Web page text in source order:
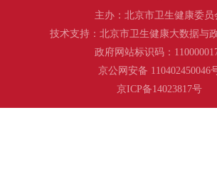
主办：北京市卫生健康委员
技术支持：北京市卫生健康大数据与
政府网站标识码：
京公网安备 110402450046
京ICP备14023817号